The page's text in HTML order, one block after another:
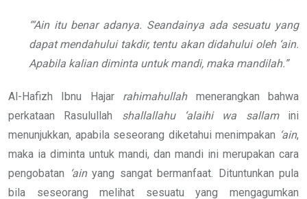
“‘Ain itu benar adanya. Seandainya ada sesuatu yang
dapat mendahului takdir, tentu akan didahului oleh ‘ain.
Apabila kalian diminta untuk mandi, maka mandilah.”
Al-Hafizh Ibnu Hajar rahimahullahmenerangkan bahwa
perkataan Rasulullah shallallahu ‘alaihi wa sallamini
menunjukkan, apabila seseorang diketahui menimpakan ‘ain,
maka ia diminta untuk mandi, dan mandi ini merupakan cara
pengobatan
‘ainyang sangat bermanfaat. Dituntunkan pula
bila seseorang melihat sesuatu yang mengagumkan